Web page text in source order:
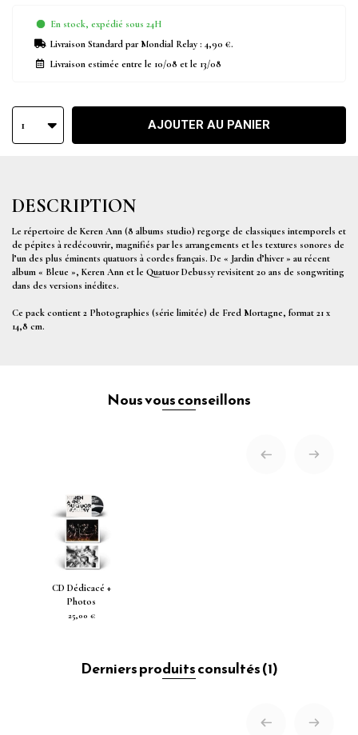
En stock, expédié sous 24H
Livraison Standard par Mondial Relay : 4,90 €.
Livraison estimée entre le 10/08 et le 13/08
1 AJOUTER AU PANIER
DESCRIPTION
Le répertoire de Keren Ann (8 albums studio) regorge de classiques intemporels et
de pépites à redécouvrir, magnifiés par les arrangements et les textures sonores de
l’un des plus éminents quatuors à cordes français. De « Jardin d’hiver » au récent
album « Bleue », Keren Ann et le Quatuor Debussy revisitent 20 ans de songwriting
dans des versions inédites.
Ce pack contient 2 Photographies (série limitée) de Fred Mortagne, format 21 x
14,8 cm.
Nous vous conseillons
CD Dédicacé +
Photos
25,00 €
Derniers produits consultés(1)